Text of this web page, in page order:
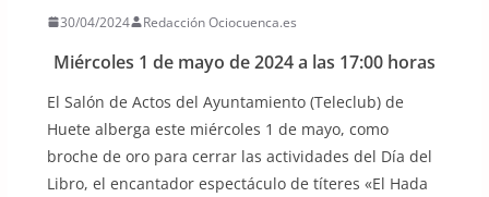
30/04/2024 Redacción Ociocuenca.es
Miércoles 1 de mayo de 2024 a las 17:00 horas
El Salón de Actos del Ayuntamiento (Teleclub) de
Huete alberga este miércoles 1 de mayo, como
broche de oro para cerrar las actividades del Día del
Libro, el encantador espectáculo de títeres «El Hada